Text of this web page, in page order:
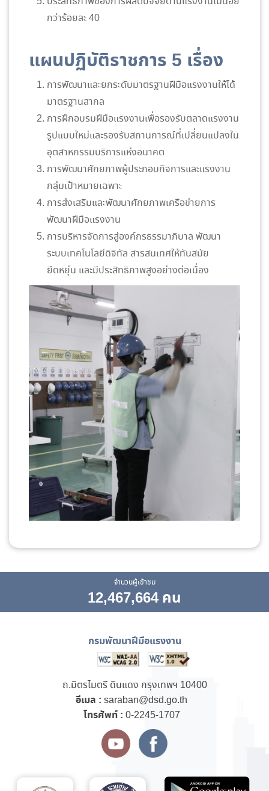
กว่าร้อยละ 40
แผนปฏิบัติราชการ 5 เรื่อง
การพัฒนาและยกระดับมาตรฐานฝีมือแรงงานให้ได้
มาตรฐานสากล
การฝึกอบรมฝีมือแรงงานเพื่อรองรับตลาดแรงงาน
รูปแบบใหม่และรองรับสถานการณ์ที่เปลี่ยนแปลงใน
อุตสาหกรรมบริการแห่งอนาคต
การพัฒนาศักยภาพผู้ประกอบกิจการและแรงงาน
กลุ่มเป้าหมายเฉพาะ
การส่งเสริมและพัฒนาศักยภาพเครือข่ายการ
พัฒนาฝีมือแรงงาน
การบริหารจัดการสู่องค์กรธรรมาภิบาล พัฒนา
ระบบเทคโนโลยีดิจิทัล สารสนเทศให้ทันสมัย
ยืดหยุ่น และมีประสิทธิภาพสูงอย่างต่อเนื่อง
จำนวนผู้เข้าชม
12,467,664 คน
กรมพัฒนาฝีมือแรงงาน
ถ.มิตรไมตรี ดินแดง กรุงเทพฯ 10400
อีเมล : saraban@dsd.go.th
โทรศัพท์ : 0-2245-1707